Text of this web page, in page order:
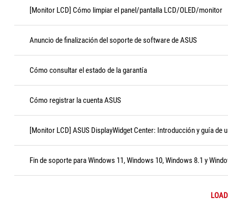
[Monitor LCD] Cómo limpiar el panel/pantalla LCD/OLED/monitor
Anuncio de finalización del soporte de software de ASUS
Cómo consultar el estado de la garantía
Cómo registrar la cuenta ASUS
[Monitor LCD] ASUS DisplayWidget Center: Introducción y guía de
Fin de soporte para Windows 11, Windows 10, Windows 8.1 y